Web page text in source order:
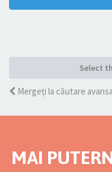
Select
Mergeți la căutare
MAI